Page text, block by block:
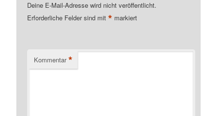
Deine E-Mail-Adresse wird nicht veröffentlicht.
Erforderliche Felder sind mit* markiert
Kommentar *